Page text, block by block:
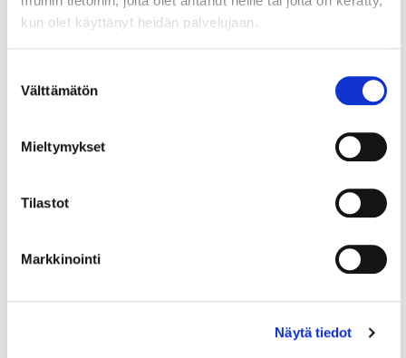
kun olet käyttänyt heidän palvelujaan.
valinta
Välttämätön
Mieltymykset
Tilastot
Markkinointi
Näytä tiedot
Lue myös
hyväksyvät ATA carnet -